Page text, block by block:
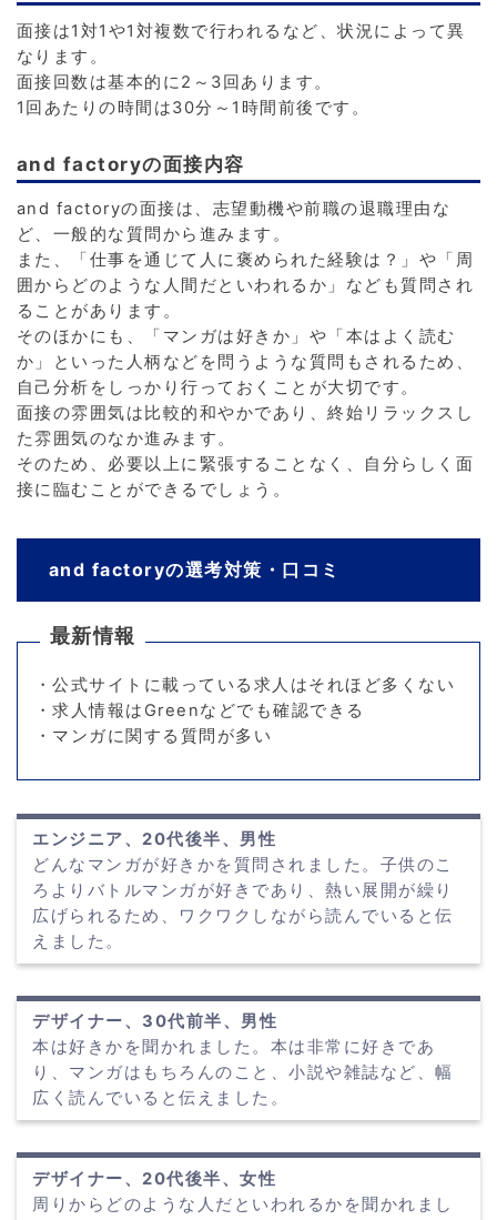
面接は1対1や1対複数で行われるなど、状況によって異
なります。
面接回数は基本的に2～3回あります。
1回あたりの時間は30分～1時間前後です。
and factoryの面接内容
and factoryの面接は、志望動機や前職の退職理由な
ど、一般的な質問から進みます。
また、「仕事を通じて人に褒められた経験は？」や「周
囲からどのような人間だといわれるか」なども質問され
ることがあります。
そのほかにも、「マンガは好きか」や「本はよく読む
か」といった人柄などを問うような質問もされるため、
自己分析をしっかり行っておくことが大切です。
面接の雰囲気は比較的和やかであり、終始リラックスし
た雰囲気のなか進みます。
そのため、必要以上に緊張することなく、自分らしく面
接に臨むことができるでしょう。
and factoryの選考対策・口コミ
最新情報
・公式サイトに載っている求人はそれほど多くない
・求人情報はGreenなどでも確認できる
・マンガに関する質問が多い
エンジニア、20代後半、男性
どんなマンガが好きかを質問されました。子供のこ
ろよりバトルマンガが好きであり、熱い展開が繰り
広げられるため、ワクワクしながら読んでいると伝
えました。
デザイナー、30代前半、男性
本は好きかを聞かれました。本は非常に好きであ
り、マンガはもちろんのこと、小説や雑誌など、幅
広く読んでいると伝えました。
デザイナー、20代後半、女性
周りからどのような人だといわれるかを聞かれまし